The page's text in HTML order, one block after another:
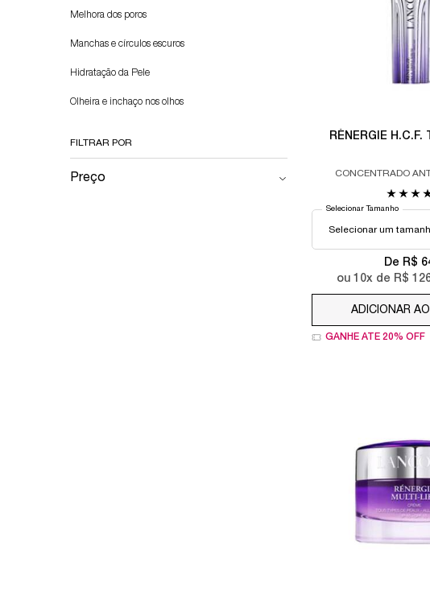
Melhora dos poros
Manchas e círculos escuros
Hidratação da Pele
Olheira e inchaço nos olhos
FILTRAR POR
Preço
RÉNERGIE H.C.F.
CONCENTRADO
Selecionar Tamanho
De R$
ou 10x de R$
ADICIONAR
GANHE ATÉ 20% OFF